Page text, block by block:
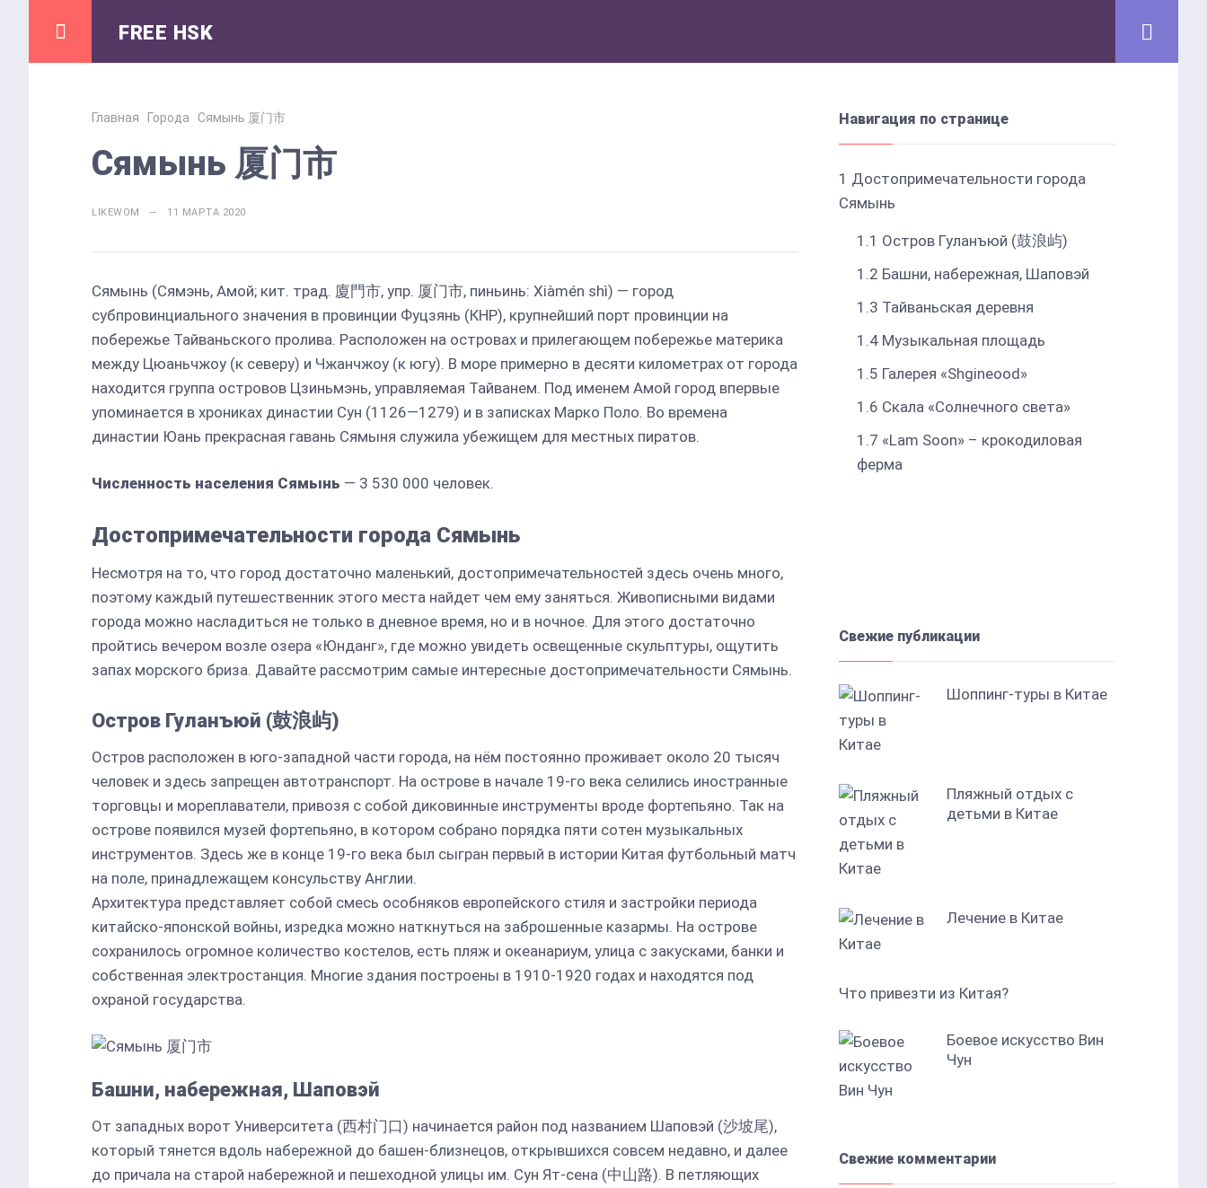
FREE HSK
Главная Города Сямынь 厦门市
Сямынь 厦门市
LIKEWOM — 11 МАРТА 2020
Сямынь (Сямэнь, Амой; кит. трад. 廈門市, упр. 厦门市, пиньинь: Xiàmén shì) — город
субпровинциального значения в провинции Фуцзянь (КНР), крупнейший порт провинции на
побережье Тайваньского пролива. Расположен на островах и прилегающем побережье материка
между Цюаньчжоу (к северу) и Чжанчжоу (к югу). В море примерно в десяти километрах от города
находится группа островов Цзиньмэнь, управляемая Тайванем. Под именем Амой город впервые
упоминается в хрониках династии Сун (1126—1279) и в записках Марко Поло. Во времена
династии Юань прекрасная гавань Сямыня служила убежищем для местных пиратов.
Численность населения Сямынь — 3 530 000 человек.
Достопримечательности города Сямынь
Несмотря на то, что город достаточно маленький, достопримечательностей здесь очень много,
поэтому каждый путешественник этого места найдет чем ему заняться. Живописными видами
города можно насладиться не только в дневное время, но и в ночное. Для этого достаточно
пройтись вечером возле озера «Юнданг», где можно увидеть освещенные скульптуры, ощутить
запах морского бриза. Давайте рассмотрим самые интересные достопримечательности Сямынь.
Остров Гуланъюй (鼓浪屿)
Остров расположен в юго-западной части города, на нём постоянно проживает около 20 тысяч
человек и здесь запрещен автотранспорт. На острове в начале 19-го века селились иностранные
торговцы и мореплаватели, привозя с собой диковинные инструменты вроде фортепьяно. Так на
острове появился музей фортепьяно, в котором собрано порядка пяти сотен музыкальных
инструментов. Здесь же в конце 19-го века был сыгран первый в истории Китая футбольный матч
на поле, принадлежащем консульству Англии.
Архитектура представляет собой смесь особняков европейского стиля и застройки периода
китайско-японской войны, изредка можно наткнуться на заброшенные казармы. На острове
сохранилось огромное количество костелов, есть пляж и океанариум, улица с закусками, банки и
собственная электростанция. Многие здания построены в 1910-1920 годах и находятся под
охраной государства.
Башни, набережная, Шаповэй
От западных ворот Университета (西村门口) начинается район под названием Шаповэй (沙坡尾),
который тянется вдоль набережной до башен-близнецов, открывшихся совсем недавно, и далее
до причала на старой набережной и пешеходной улицы им. Сун Ят-сена (中山路). В петляющих
Навигация по странице
1 Достопримечательности города
Сямынь
1.1 Остров Гуланъюй (鼓浪屿)
1.2 Башни, набережная, Шаповэй
1.3 Тайваньская деревня
1.4 Музыкальная площадь
1.5 Галерея «Shgineood»
1.6 Скала «Солнечного света»
1.7 «Lam Soon» – крокодиловая
ферма
Свежие публикации
Шоппинг-туры в Китае
Пляжный отдых с
детьми в Китае
Лечение в Китае
Что привезти из Китая?
Боевое искусство Вин
Чун
Свежие комментарии